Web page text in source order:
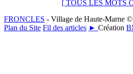
[ TOUS LES MOTS
FRONCLES - Village de Haute-Marne
Plan du Site Fil des articles ► Création